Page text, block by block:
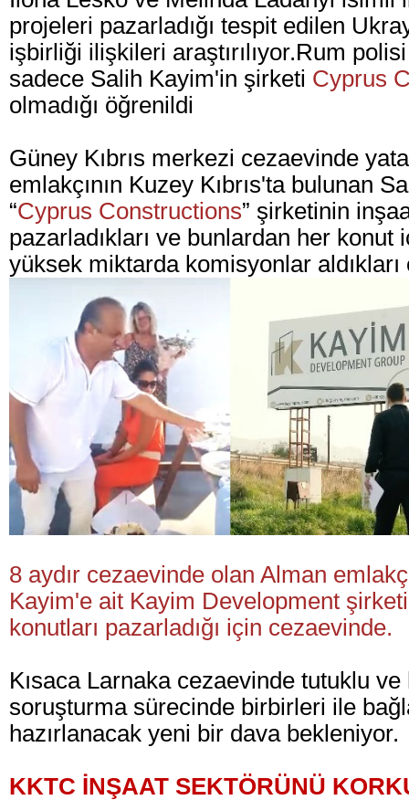
projeleri pazarladığı tespit edilen
işbirliği ilişkileri araştırılıyor.Rum
sadece Salih Kayim'in şirketi Cyprus
olmadığı öğrenildi
Güney Kıbrıs merkezi cezaevinde
emlakçının Kuzey Kıbrıs'ta bulunan
“Cyprus Constructions” şirketinin
pazarladıkları ve bunlardan her
yüksek miktarda komisyonlar
8 aydır cezaevinde olan Alman
Kayim'e ait Kayim Development
konutları pazarladığı için cezaevinde.
Kısaca Larnaka cezaevinde tutuklu
soruşturma sürecinde birbirleri ile
hazırlanacak yeni bir dava bekleniyor.
KKTC İNŞAAT SEKTÖRÜNÜ